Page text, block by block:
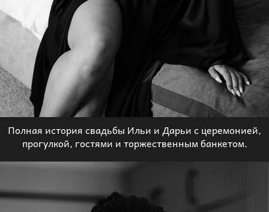
Полная история свадьбы Ильи и Дарьи с церемонией,
прогулкой, гостями и торжественным банкетом.